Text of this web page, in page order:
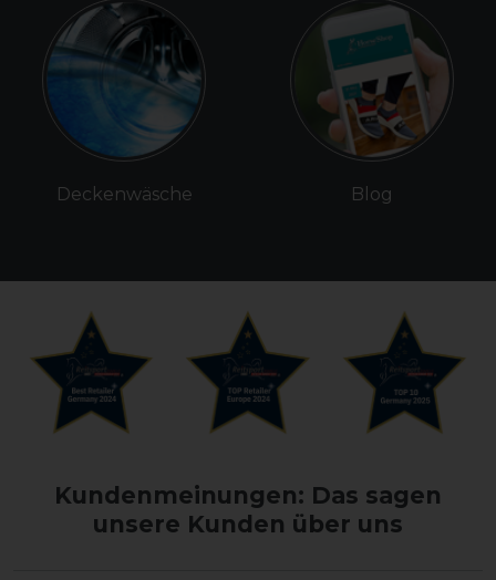
Deckenwäsche Blog
Kundenmeinungen: Das sagen
unsere Kunden über uns